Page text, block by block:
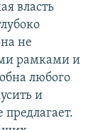
власть
не
рамками и
любого
и